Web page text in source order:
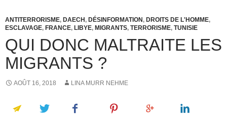
ANTITERRORISME, DAECH , DÉSINFORMATION , DROITS DE L'HOMME,
ESCLAVAGE, FRANCE, LIBYE, MIGRANTS, TERRORISME, TUNISIE
QUI DONC MALTRAITE LES
MIGRANTS ?
AOÛT 16, 2018 LINA MURR NEHME